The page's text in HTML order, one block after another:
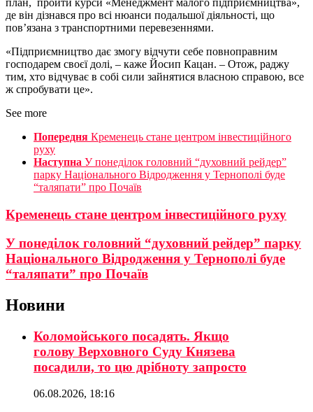
план, пройти курси «Менеджмент малого підприємництва»,
де він дізнався про всі нюанси подальшої діяльності, що
пов’язана з транспортними перевезеннями.
«Підприємництво дає змогу відчути себе повноправним
господарем своєї долі, – каже Йосип Кацан. – Отож, раджу
тим, хто відчуває в собі сили зайнятися власною справою, все
ж спробувати це».
See more
Попередня Кременець стане центром інвестиційного
руху
Наступна У понеділок головний “духовний рейдер”
парку Національного Відродження у Тернополі буде
“таляпати” про Почаїв
Кременець стане центром інвестиційного руху
У понеділок головний “духовний рейдер” парку
Національного Відродження у Тернополі буде
“таляпати” про Почаїв
Новини
Коломойського посадять. Якщо
голову Верховного Суду Князева
посадили, то цю дрібноту запросто
06.08.2026, 18:16